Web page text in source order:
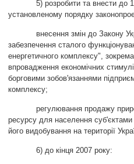
5) розробити та внести до
установленому порядку
внесення змін до Закону
забезпечення сталого
енергетичного комплексу" ,
впровадження економічних
борговими зобов'язаннями
комплексу;
регулювання продажу
ресурсу для населення
його видобування на території
6) до кінця 2007 року: